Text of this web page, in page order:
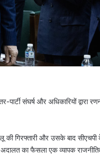
संघर्ष और अधिकारियों द्वारा
की गिरफ्तारी और उसके बाद
का फैसला एक व्यापक